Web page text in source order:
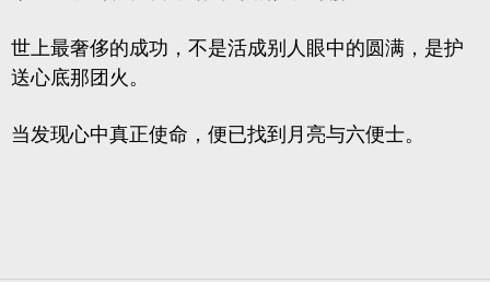
世上最奢侈的成功，不是活成别人眼中的圆满，是护
送心底那团火。
当发现心中真正使命，便已找到月亮与六便士。